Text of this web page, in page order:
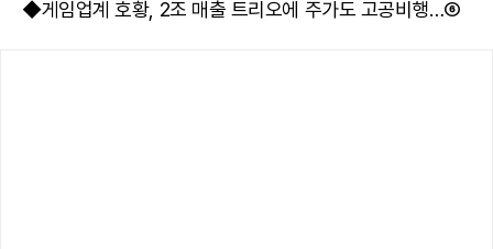
◆게임업계 호황, 2조 매출 트리오에 주가도 고공비행…⑥